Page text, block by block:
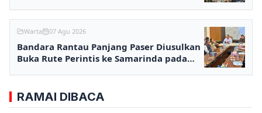
Warta 07 Agu 2026
Bandara Rantau Panjang Paser Diusulkan
Buka Rute Perintis ke Samarinda pada
RAMAI DIBACA